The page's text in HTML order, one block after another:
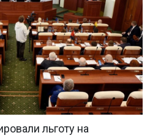
льготу на